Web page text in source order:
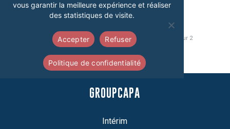
Page 2 sur 2
2
GROUPCAPA
Intérim
vous garantir la meilleure expérience et réaliser
des statistiques de visite.
Accepter Refuser
Politique de confidentialité